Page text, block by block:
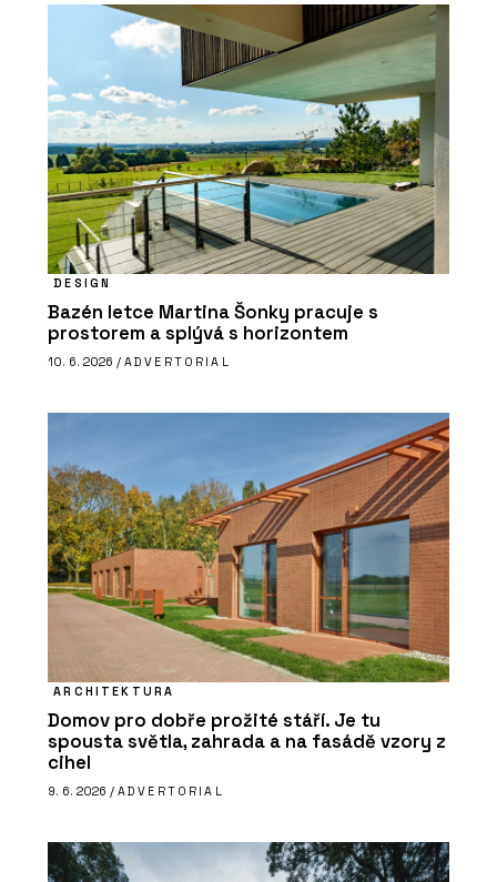
DESIGN
Bazén letce Martina Šonky pracuje s
prostorem a splývá s horizontem
10. 6. 2026 / ADVERTORIAL
ARCHITEKTURA
Domov pro dobře prožité stáří. Je tu
spousta světla, zahrada a na fasádě vzory z
cihel
9. 6. 2026 / ADVERTORIAL